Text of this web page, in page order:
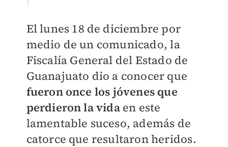
El lunes 18 de diciembre por
medio de un comunicado, la
Fiscalía General del Estado de
Guanajuato dio a conocer que
fueron once los jóvenes que
perdieron la vidaen este
lamentable suceso, además de
catorce que resultaron heridos.